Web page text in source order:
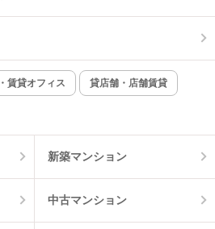
賃貸オフィス 貸店舗・店舗賃貸
新築マンション
中古マンション